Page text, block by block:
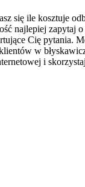
się ile kosztuje
najlepiej zapytaj
Cię pytania.
w
i